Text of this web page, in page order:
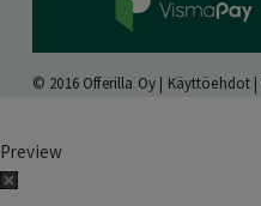
© 2016 Offerilla Oy | Käyttöehdot |
Preview